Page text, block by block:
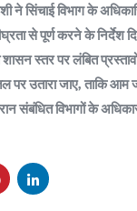
सिंचाई विभाग के
से पूर्ण करने के निर्देश
शासन स्तर पर लंबित
पर उतारा जाए, ताकि
संबंधित विभागों के